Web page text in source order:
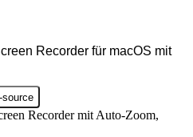
Recorder für macOS mit
source